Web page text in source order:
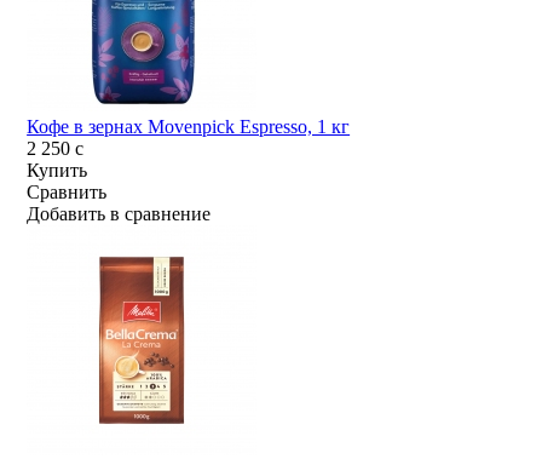
Кофе в зернах Movenpick Espresso, 1 кг
2 250c
Купить
Сравнить
Добавить в сравнение